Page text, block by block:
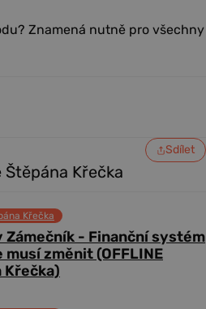
Znamená nutně pro všechny
Sdílet
Křečka
Zámečník - Finanční systém
musí změnit (OFFLINE
Křečka)
Křečka